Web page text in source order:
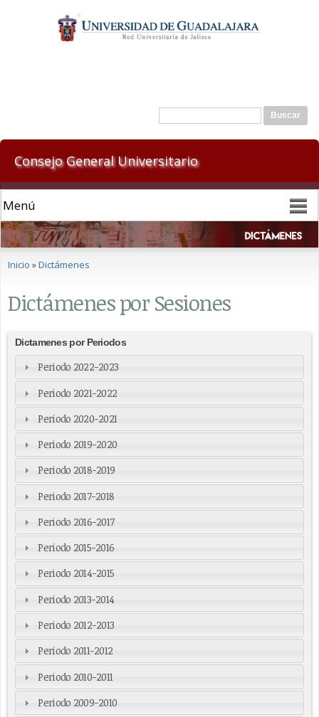
contenido
principal
Formulario de búsqueda
Buscar
Consejo General Universitario
Se encuentra usted aquí
Inicio »Dictámenes
Dictámenes por Sesiones
Dictamenes por Periodos
Periodo 2022-2023
Periodo 2021-2022
Periodo 2020-2021
Periodo 2019-2020
Periodo 2018-2019
Periodo 2017-2018
Periodo 2016-2017
Periodo 2015-2016
Periodo 2014-2015
Periodo 2013-2014
Periodo 2012-2013
Periodo 2011-2012
Periodo 2010-2011
Periodo 2009-2010